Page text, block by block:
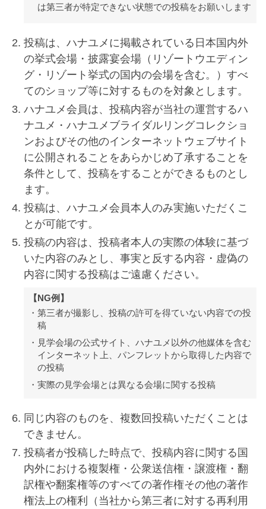
は第三者が特定できない状態での投稿をお願いします
投稿は、ハナユメに掲載されている日本国内外
の挙式会場・披露宴会場（リゾートウエディン
グ・リゾート挙式の国内の会場を含む。）すべ
てのショップ等に対するものを対象とします。
ハナユメ会員は、投稿内容が当社の運営するハ
ナユメ・ハナユメブライダルリングコレクショ
ンおよびその他のインターネットウェブサイト
に公開されることをあらかじめ了承することを
条件として、投稿をすることができるものとし
ます。
投稿は、ハナユメ会員本人のみ実施いただくこ
とが可能です。
投稿の内容は、投稿者本人の実際の体験に基づ
いた内容のみとし、事実と反する内容・虚偽の
内容に関する投稿はご遠慮ください。
【NG例】
第三者が撮影し、投稿の許可を得ていない内容での投
稿
見学会場の公式サイト、ハナユメ以外の他媒体を含む
インターネット上、パンフレットから取得した内容で
の投稿
実際の見学会場とは異なる会場に関する投稿
同じ内容のものを、複数回投稿いただくことは
できません。
投稿者が投稿した時点で、投稿内容に関する国
内外における複製権・公衆送信権・譲渡権・翻
訳権や翻案権等のすべての著作権その他の著作
権法上の権利（当社から第三者に対する再利用